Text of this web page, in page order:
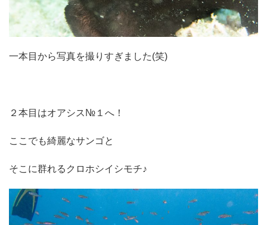
一本目から写真を撮りすぎました(笑)
２本目はオアシス№１へ！
ここでも綺麗なサンゴと
そこに群れるクロホシイシモチ♪